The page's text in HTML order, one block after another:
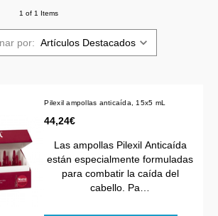
1 of 1 Items
por:
Pilexil ampollas anticaída, 15x5 mL
44,24€
Las ampollas Pilexil Anticaída
están especialmente formuladas
para combatir la caída del
cabello. Pa…